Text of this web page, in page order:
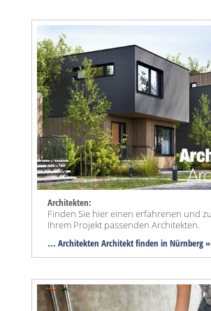
Architekten:
Finden Sie hier einen erfahrenen und
Ihrem Projekt passenden Architekten.
... Architekten Architekt finden in Nürnberg »